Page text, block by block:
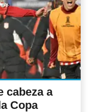
cabeza a
Copa